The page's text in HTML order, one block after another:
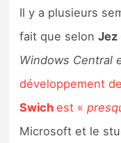
Il y a plusieurs
fait que selonJez
Windows Central
développement de
Swichest «
Microsoft et le